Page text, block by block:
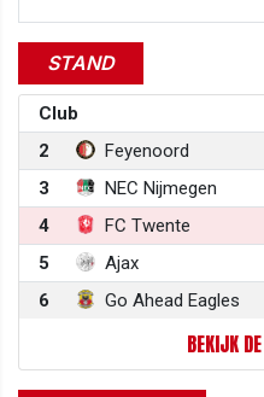
STAND
Club
2
Feyenoord
3
NEC Nijmegen
4
FC Twente
5
Ajax
6
Go Ahead Eagles
BEKIJK